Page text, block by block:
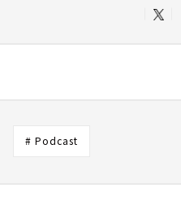
# Podcast